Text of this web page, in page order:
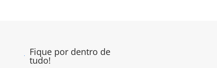
Fique por dentro de
tudo!